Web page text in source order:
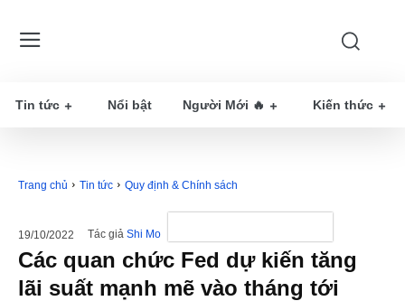
Tin tức Nổi bật Người Mới 🔥 Kiến thức
Trang chủ Tin tức Quy định & Chính sách
19/10/2022 Tác giả Shi Mo
Các quan chức Fed dự kiến tăng
lãi suất mạnh mẽ vào tháng tới